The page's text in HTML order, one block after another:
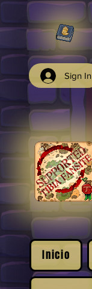
Sign In
Inicio